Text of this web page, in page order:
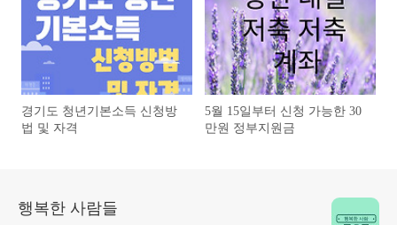
경기도 청년기본소득 신청방
법 및 자격
5월 15일부터 신청 가능한 30
만원 정부지원금
행복한 사람들